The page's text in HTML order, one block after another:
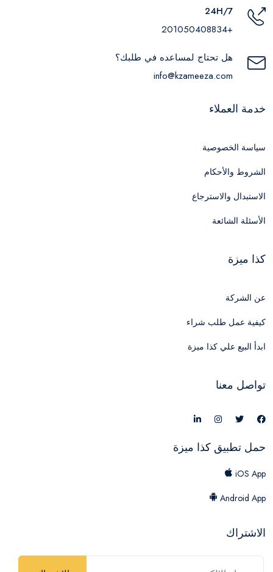
24H/7
+201050408834
هل تحتاج لمساعده في طلبك؟
info@kzameeza.com
خدمة العملاء
سياسة الخصوصية
الشروط والأحكام
الاستبدال والاسترجاع
الأسئلة الشائعة
كذا ميزة
عن الشركة
كيفية عمل طلب شراء
ابدأ البيع علي كذا ميزة
تواصل معنا
حمل تطبيق كذا ميزة
iOS App
Android App
الاشتراك